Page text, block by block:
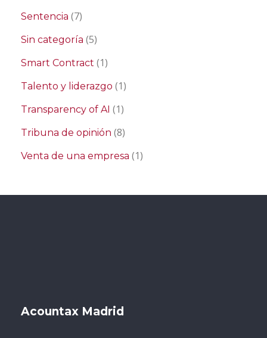
Sentencia (7)
Sin categoría (5)
Smart Contract (1)
Talento y liderazgo (1)
Transparency of AI (1)
Tribuna de opinión (8)
Venta de una empresa (1)
Acountax Madrid